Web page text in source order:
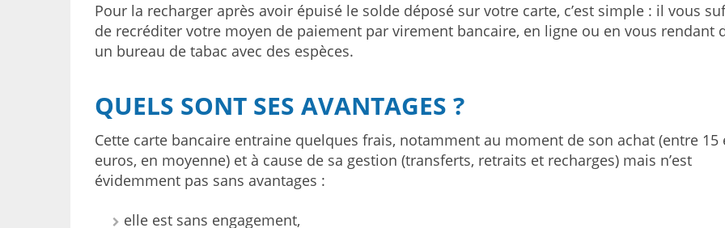
Pour la recharger après avoir épuisé le solde déposé sur votre carte, c’est simple : il vous
de recréditer votre moyen de paiement par virement bancaire, en ligne ou en vous rendant
un bureau de tabac avec des espèces.
QUELS SONT SES AVANTAGES ?
Cette carte bancaire entraine quelques frais, notamment au moment de son achat (entre 15
euros, en moyenne) et à cause de sa gestion (transferts, retraits et recharges) mais n’est
évidemment pas sans avantages :
elle est sans engagement,